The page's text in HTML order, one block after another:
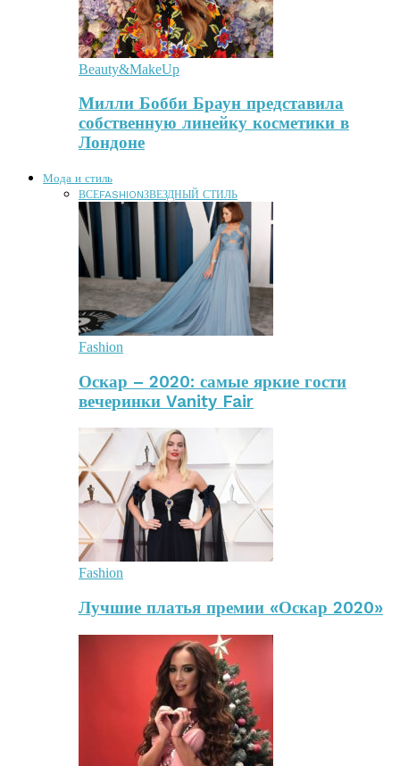
Beauty&MakeUp
Милли Бобби Браун представила
собственную линейку косметики в
Лондоне
Мода и стиль
ВСЕFASHIONЗВЕЗДНЫЙ СТИЛЬ
Fashion
Оскар – 2020: самые яркие гости
вечеринки Vanity Fair
Fashion
Лучшие платья премии «Оскар 2020»